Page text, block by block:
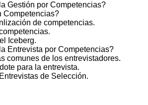
Gestión por Competencias?
Competencias?
de competencias.
Iceberg.
Entrevista por Competencias?
comunes de los entrevistadores.
para la entrevista.
de Selección.